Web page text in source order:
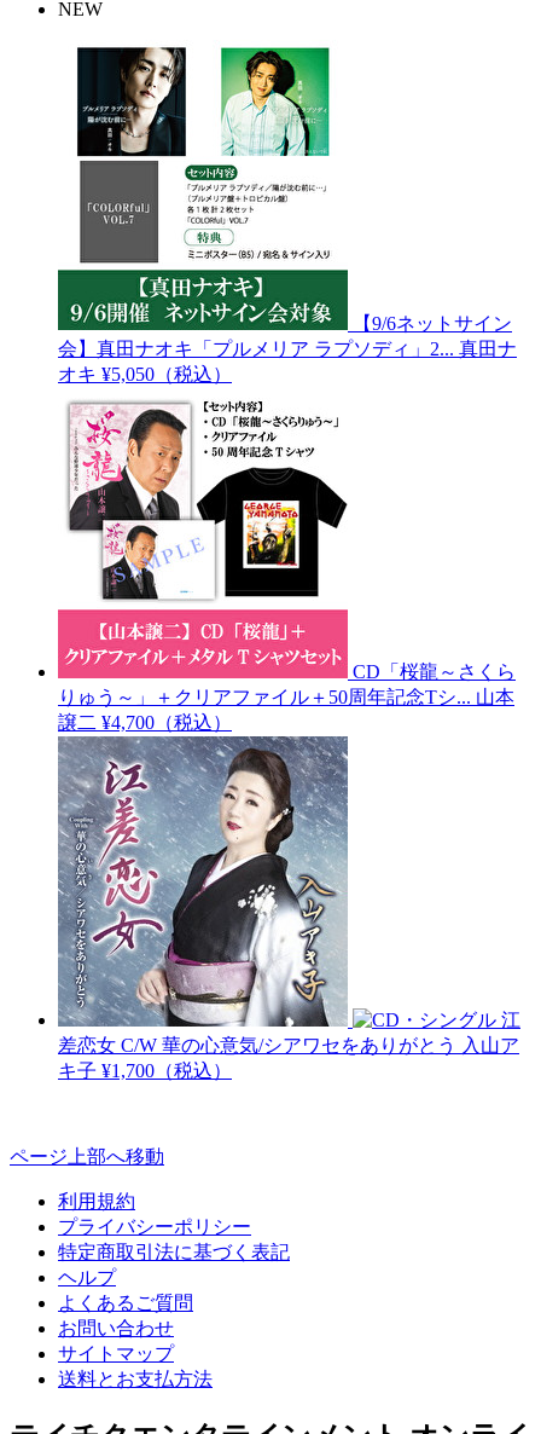
NEW
【9/6ネットサイン
会】真田ナオキ「プルメリア ラプソディ」2... 真田ナ
オキ ¥5,050（税込）
CD「桜龍～さくら
りゅう～」＋クリアファイル＋50周年記念Tシ... 山本
譲二 ¥4,700（税込）
江
差恋女 C/W 華の心意気/シアワセをありがとう
入山ア
キ子 ¥1,700（税込）
ページ上部へ移動
利用規約
プライバシーポリシー
特定商取引法に基づく表記
ヘルプ
よくあるご質問
お問い合わせ
サイトマップ
送料とお支払方法